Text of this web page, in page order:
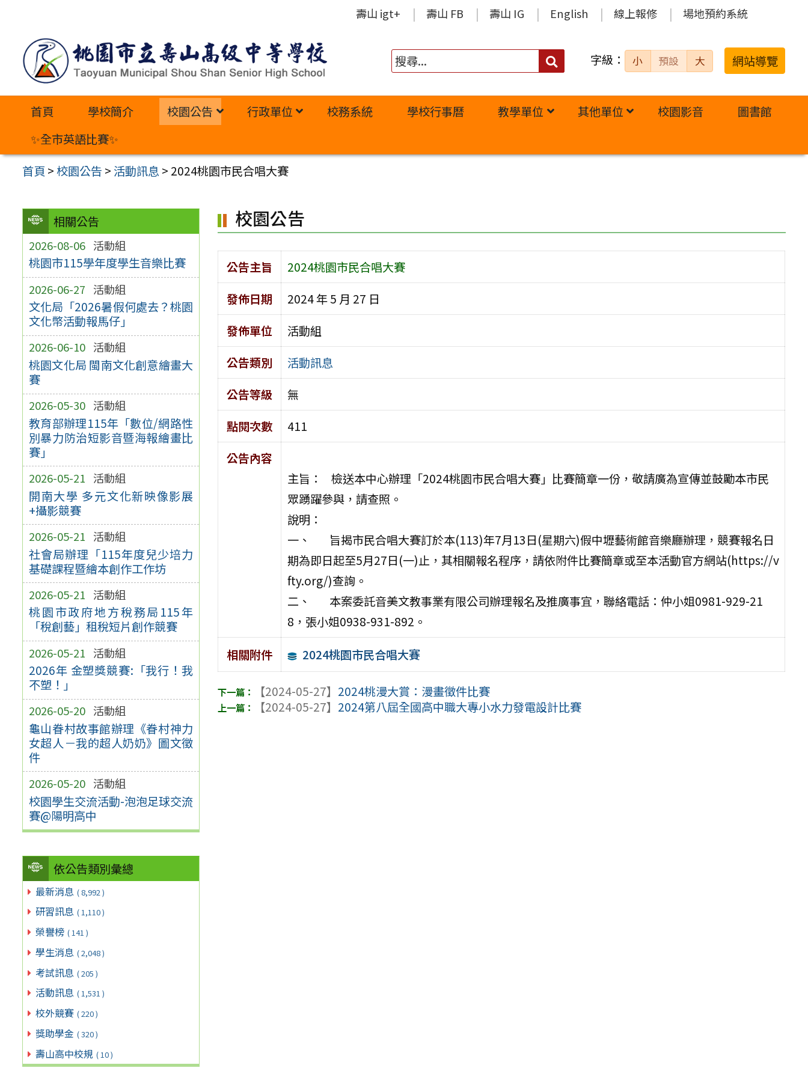
內
壽山 igt+ 壽山 FB 壽山 IG English 線上報修 場地預約系統
搜
字級： 小 預設 大 網站導覽
首頁 學校簡介 校園公告 行政單位 校務系統 學校行事曆 教學單位 其他單位 校園影音
圖書館
✨全市英語比賽✨
首頁 >校園公告 > 活動訊息 > 2024桃園市民合唱大賽
相關公告
2026-08-06 活動組
桃園市115學年度學生音樂比賽
2026-06-27 活動組
文化局「2026暑假何處去？桃園
文化幣活動報馬仔」
2026-06-10 活動組
桃園文化局 閩南文化創意繪畫大
賽
2026-05-30 活動組
教育部辦理115年「數位/網路性
別暴力防治短影音暨海報繪畫比
賽」
2026-05-21 活動組
開南大學 多元文化新映像影展
+攝影競賽
2026-05-21 活動組
社會局辦理「115年度兒少培力
基礎課程暨繪本創作工作坊
2026-05-21 活動組
桃園市政府地方稅務局115年
「稅創藝」租稅短片創作競賽
2026-05-21 活動組
2026年 金塑獎競賽:「我行！我
不塑！」
2026-05-20 活動組
龜山眷村故事館辦理《眷村神力
女超人－我的超人奶奶》圖文徵
件
2026-05-20 活動組
校園學生交流活動-泡泡足球交流
賽@陽明高中
依公告類別彙總
最新消息 ( 8,992 )
研習訊息 ( 1,110 )
榮譽榜 ( 141 )
學生消息 ( 2,048 )
考試訊息 ( 205 )
活動訊息 ( 1,531 )
校外競賽 ( 220 )
獎助學金 ( 320 )
壽山高中校規 ( 10 )
校園公告
公告主旨
2024桃園市民合唱大賽
發佈日期
2024 年 5 月 27 日
發佈單位
活動組
公告類別
活動訊息
公告等級
無
點閱次數
411
公告內容
主旨： 檢送本中心辦理「2024桃園市民合唱大賽」比賽簡章一份，敬請廣為宣傳並鼓勵本市民
眾踴躍參與，請查照。
說明：
一、 旨揭市民合唱大賽訂於本(113)年7月13日(星期六)假中壢藝術館音樂廳辦理，競賽報名日
期為即日起至5月27日(一)止，其相關報名程序，請依附件比賽簡章或至本活動官方網站(https://v
fty.org/)查詢。
二、 本案委託音美文教事業有限公司辦理報名及推廣事宜，聯絡電話：仲小姐0981-929-21
8，張小姐0938-931-892。
相關附件
2024桃園市民合唱大賽
【2024-05-27】 2024桃漫大賞：漫畫徵件比賽
【2024-05-27】 2024第八屆全國高中職大專小水力發電設計比賽